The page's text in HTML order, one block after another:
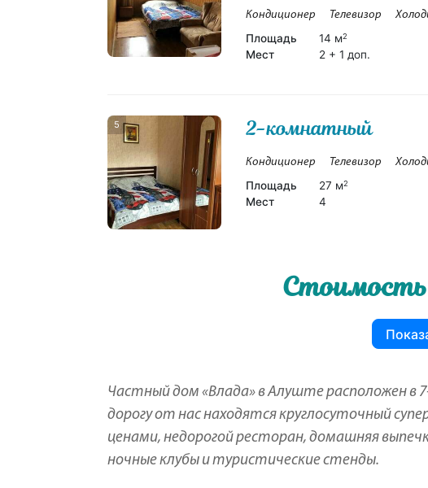
Кондиционер Телевизор
Площадь 14 м2
Мест 2 + 1 доп.
5 2-комнатный
Кондиционер Телевизор
Площадь 27 м2
Мест 4
Частный дом «Влада» в Алуште расположен в
дорогу от нас находятся круглосуточный
ценами, недорогой ресторан, домашняя
ночные клубы и туристические стенды.